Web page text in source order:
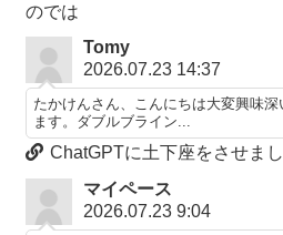
のでは
Tomy
2026.07.23 14:37
たかけんさん、こんにちは大変興味
ます。ダブルブライン...
ChatGPTに土下座をさせまし
マイペース
2026.07.23 9:04